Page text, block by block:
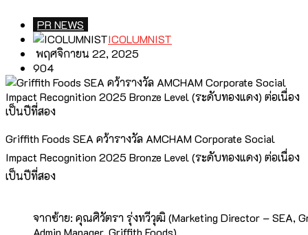
PR NEWS
ICOLUMNIST
พฤศจิกายน 22, 2025
904
Griffith Foods SEA คว้ารางวัล AMCHAM Corporate Social
Impact Recognition 2025 Bronze Level (ระดับทองแดง) ต่อเนื่อง
เป็นปีที่สอง
จากซ้าย: คุณศิวัตรา รุ่งทวีวุฒิ (Marketing Director – SEA,
Admin Manager, Griffith Foods)